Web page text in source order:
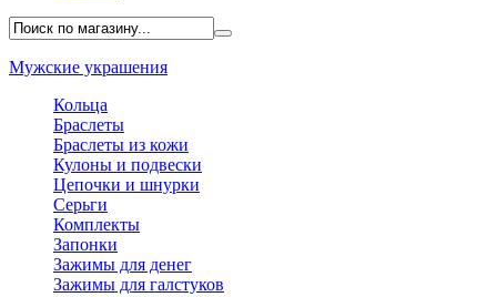
Мужские украшения
Кольца
Браслеты
Браслеты из кожи
Кулоны и подвески
Цепочки и шнурки
Серьги
Комплекты
Запонки
Зажимы для денег
Зажимы для галстуков